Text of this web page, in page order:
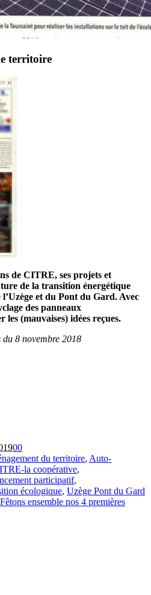
territoire
de CITRE, ses projets et
de la transition énergétique
et du Pont du Gard. Avec
des panneaux
(mauvaises) idées reçues.
8 novembre 2018
00
du territoire, Auto-
la coopérative,
participatif,
écologique, Uzège Pont du Gard
Fêtons ensemble nos 4 premières